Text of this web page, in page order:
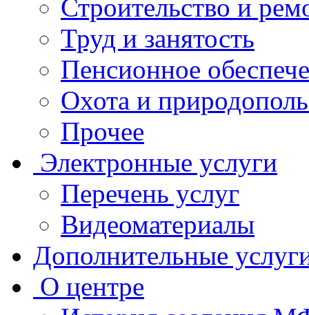
Строительство и
Труд и занятость
Пенсионное
Охота и
Прочее
Электронные услуги
Перечень услуг
Видеоматериалы
Дополнительные
О центре